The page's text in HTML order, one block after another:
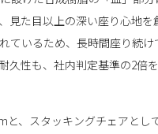
見た目以上の深い座り心地を
ているため、長時間座り続け
久性も、社内判定基準の2倍
と、スタッキングチェアとし